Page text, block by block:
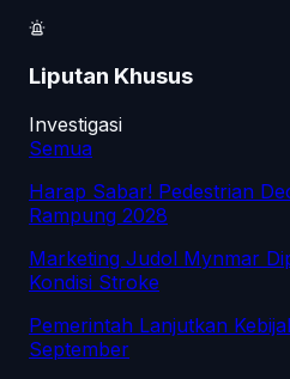
Liputan Khusus
Investigasi
Semua
Harap Sabar! Pedestrian
Rampung 2028
Marketing Judol Mynmar
Kondisi Stroke
Pemerintah Lanjutkan
September